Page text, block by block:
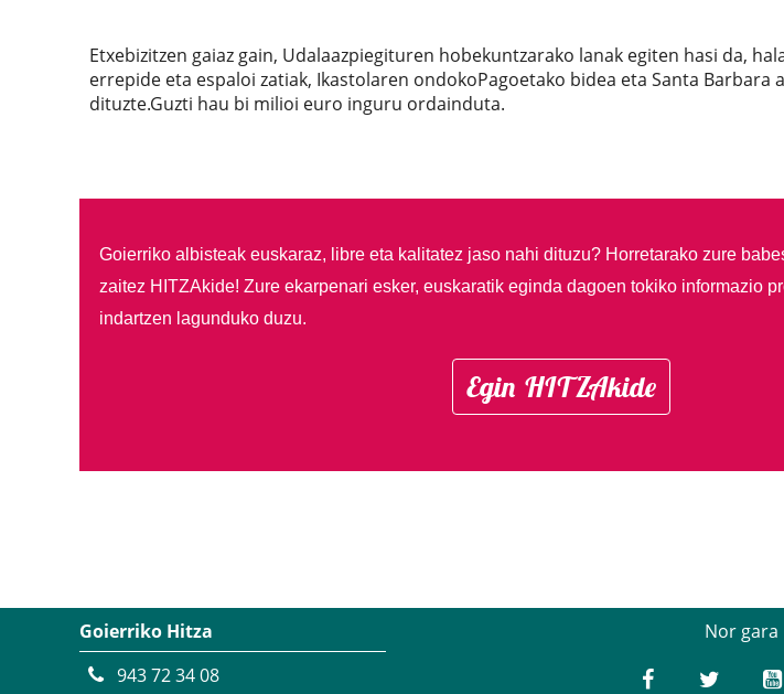
Etxebizitzen gaiaz gain, Udalaazpiegituren hobekuntzarako lanak egiten hasi da,
errepide eta espaloi zatiak, Ikastolaren ondokoPagoetako bidea eta Santa Barbara
dituzte.Guzti hau bi milioi euro inguru ordainduta.
Goierriko albisteak euskaraz, libre eta kalitatez jaso nahi dituzu? Horretarako zure
zaitez HITZAkide! Zure ekarpenari esker, euskaratik eginda dagoen tokiko informazio
indartzen lagunduko duzu.
Egin HITZAkide
Goierriko Hitza
943 72 34 08
Nor gara